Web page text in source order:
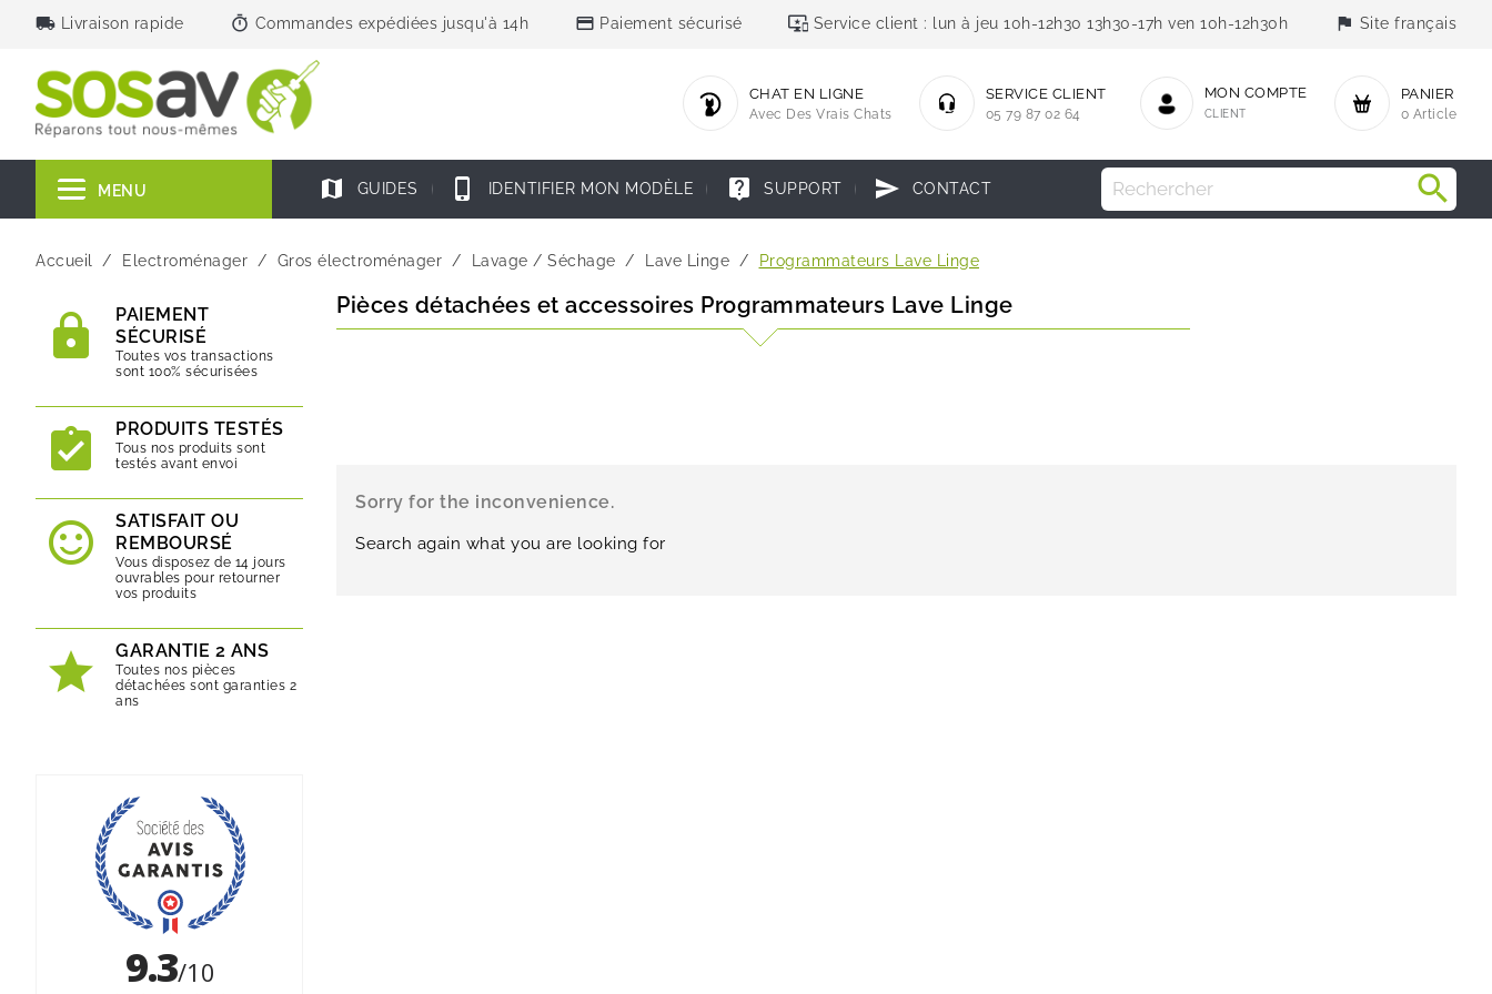
local_shipping Livraison rapide timer Commandes expédiées jusqu'à 14h credit_card Paiement sécurisé important_devices Service client : lun à jeu 10h-12h30 13h30-17h ven 10h-12h30h flag Site français
PANIER
0 Article
MON COMPTE
CLIENT
SERVICE CLIENT
05 79 87 02 64
CHAT EN LIGNE
Avec Des Vrais Chats
MENU map GUIDES phone_iphone IDENTIFIER MON MODÈLE live_help SUPPORT send CONTACT
Accueil Electroménager Gros électroménager Lavage / Séchage Lave Linge Programmateurs Lave Linge
PAIEMENT
SÉCURISÉ
Toutes vos transactions
sont 100% sécurisées
PRODUITS TESTÉS
Tous nos produits sont
testés avant envoi
SATISFAIT OU
REMBOURSÉ
Vous disposez de 14 jours
ouvrables pour retourner
vos produits
GARANTIE 2 ANS
Toutes nos pièces
détachées sont garanties 2
ans
Pièces détachées et accessoires Programmateurs Lave Linge
Sorry for the inconvenience.
Search again what you are looking for